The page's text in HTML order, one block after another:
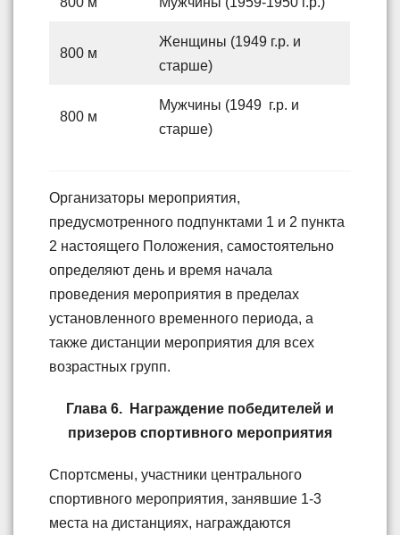
800 м
Женщины (1949 г.р. и
старше)
800 м
Мужчины (1949 г.р. и
старше)
Организаторы мероприятия,
предусмотренного подпунктами 1 и 2 пункта
2 настоящего Положения, самостоятельно
определяют день и время начала
проведения мероприятия в пределах
установленного временного периода, а
также дистанции мероприятия для всех
возрастных групп.
Глава 6. Награждение победителей и
призеров спортивного мероприятия
Спортсмены, участники центрального
спортивного мероприятия, занявшие 1-3
места на дистанциях, награждаются